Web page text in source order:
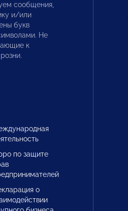
сообщения,
и/или
букв
Не
к
по защите
о